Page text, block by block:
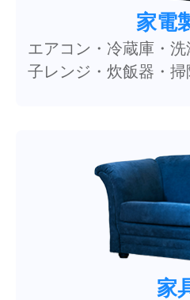
家電
エアコン・冷蔵庫・
子レンジ・炊飯器・
家